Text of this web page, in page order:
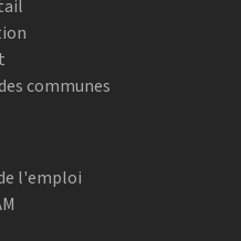
communes
l'emploi